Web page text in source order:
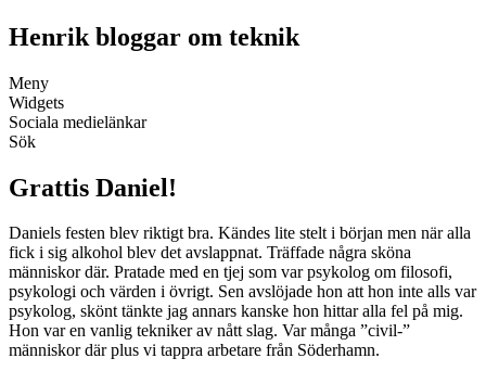
Henrik bloggar om teknik
Meny
Widgets
Sociala medielänkar
Sök
Grattis Daniel!
Daniels festen blev riktigt bra. Kändes lite stelt i början men när alla
fick i sig alkohol blev det avslappnat. Träffade några sköna
människor där. Pratade med en tjej som var psykolog om filosofi,
psykologi och värden i övrigt. Sen avslöjade hon att hon inte alls var
psykolog, skönt tänkte jag annars kanske hon hittar alla fel på mig.
Hon var en vanlig tekniker av nått slag. Var många ”civil-”
människor där plus vi tappra arbetare från Söderhamn.